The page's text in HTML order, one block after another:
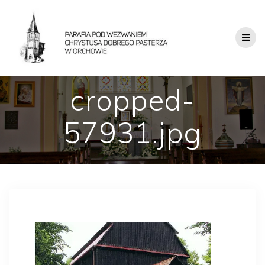
cropped-
57931.jpg